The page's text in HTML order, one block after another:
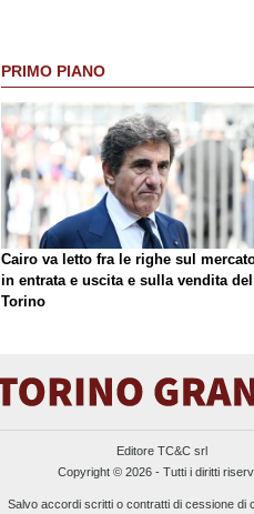
PRIMO PIANO
Cairo va letto fra le righe sul
in entrata e uscita e sulla vendita del
Torino
Editore TC&C srl
Copyright © 2026 - Tutti i diritti
Salvo accordi scritti o contratti di cessione di